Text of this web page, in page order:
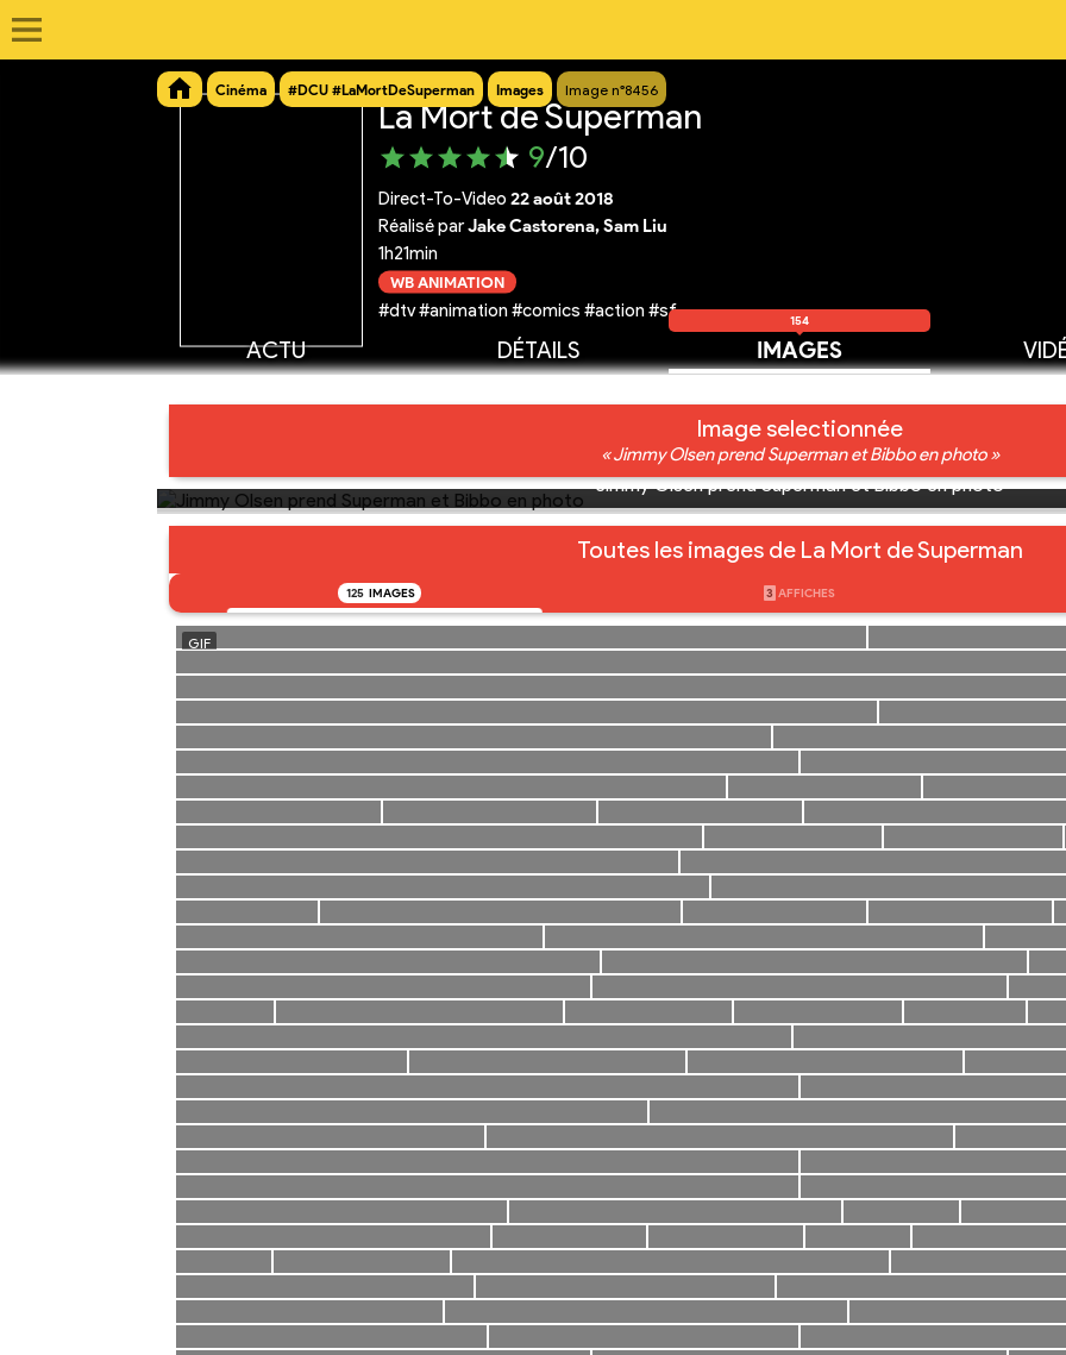
Cinéma #DCU #LaMortDeSuperman Images Image n°8456
La Mort de Superman
9/10
Direct-To-Video 22 août 2018
Réalisé parJake Castorena, Sam Liu
1h21min
WB ANIMATION
#dtv #animation #comics #action #sf
ACTU DÉTAILS IMAGES
154
Image selectionnée
« Jimmy Olsen prend Superman et Bibbo en photo »
Jimmy Olsen prend Superman et Bibbo en photo
Toutes les images de La Mort de Superman
125 IMAGES 3 AFFICHES